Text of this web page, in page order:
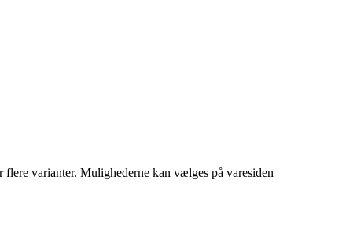
flere varianter. Mulighederne kan vælges på varesiden